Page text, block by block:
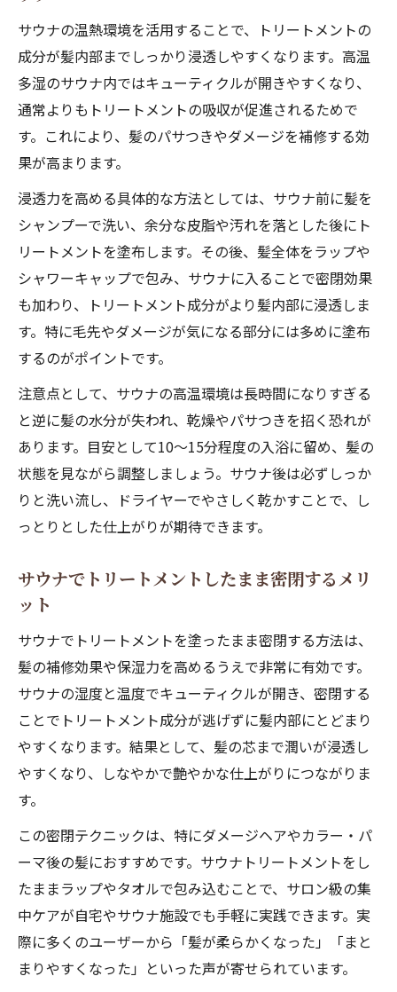
サウナの温熱環境を活用することで、トリートメントの
成分が髪内部までしっかり浸透しやすくなります。高温
多湿のサウナ内ではキューティクルが開きやすくなり、
通常よりもトリートメントの吸収が促進されるためで
す。これにより、髪のパサつきやダメージを補修する効
果が高まります。
浸透力を高める具体的な方法としては、サウナ前に髪を
シャンプーで洗い、余分な皮脂や汚れを落とした後にト
リートメントを塗布します。その後、髪全体をラップや
シャワーキャップで包み、サウナに入ることで密閉効果
も加わり、トリートメント成分がより髪内部に浸透しま
す。特に毛先やダメージが気になる部分には多めに塗布
するのがポイントです。
注意点として、サウナの高温環境は長時間になりすぎる
と逆に髪の水分が失われ、乾燥やパサつきを招く恐れが
あります。目安として10～15分程度の入浴に留め、髪の
状態を見ながら調整しましょう。サウナ後は必ずしっか
りと洗い流し、ドライヤーでやさしく乾かすことで、し
っとりとした仕上がりが期待できます。
サウナでトリートメントしたまま密閉するメリ
ット
サウナでトリートメントを塗ったまま密閉する方法は、
髪の補修効果や保湿力を高めるうえで非常に有効です。
サウナの湿度と温度でキューティクルが開き、密閉する
ことでトリートメント成分が逃げずに髪内部にとどまり
やすくなります。結果として、髪の芯まで潤いが浸透し
やすくなり、しなやかで艶やかな仕上がりにつながりま
す。
この密閉テクニックは、特にダメージヘアやカラー・パ
ーマ後の髪におすすめです。サウナトリートメントをし
たままラップやタオルで包み込むことで、サロン級の集
中ケアが自宅やサウナ施設でも手軽に実践できます。実
際に多くのユーザーから「髪が柔らかくなった」「まと
まりやすくなった」といった声が寄せられています。